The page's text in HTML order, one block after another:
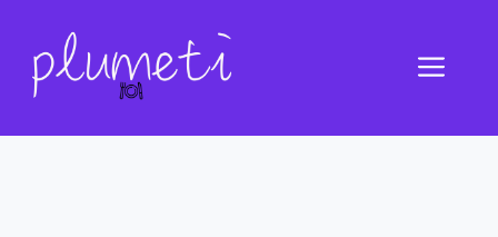
contenu